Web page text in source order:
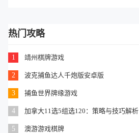
热门攻略
1 靖州棋牌游戏
2 波克捕鱼达人千炮版安卓版
3 捕鱼世界牌缘游戏
4 加拿大11选5组选120：策略与技巧解析
5 澳游游戏棋牌